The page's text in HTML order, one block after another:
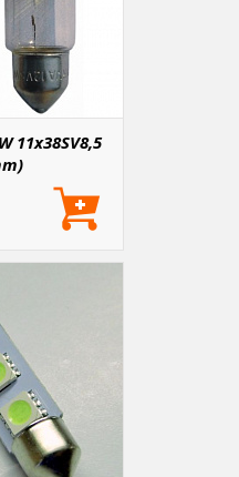
11x38SV8,5